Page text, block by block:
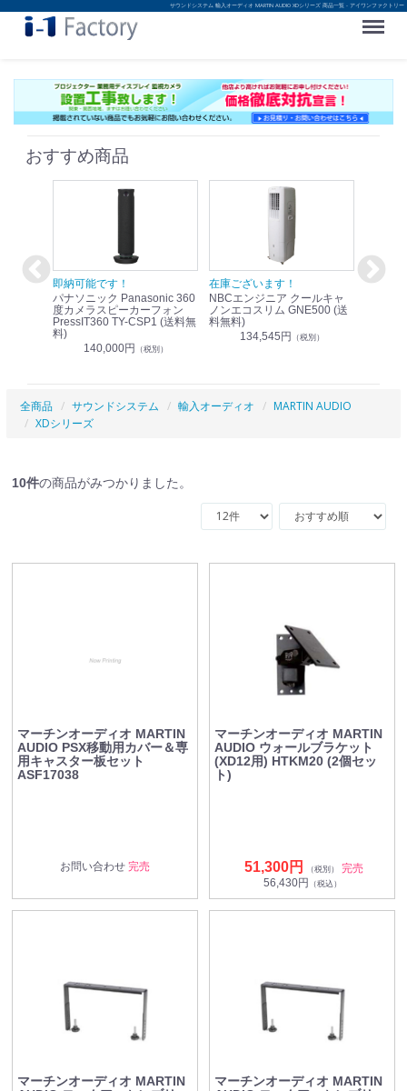
サウンドシステム 輸入オーディオ MARTIN AUDIO XDシリーズ 商品一覧 - アイワンファクトリー
Menu
おすすめ商品
即納可能です！
パナソニック Panasonic 360
度カメラスピーカーフォン
PressIT360 TY-CSP1 (送料無
料)
140,000円 （税別）
在庫ございます！
NBCエンジニア クールキャ
ノンエコスリム GNE500 (送
料無料)
134,545円 （税別）
即納可
全商品 サウンドシステム 輸入オーディオ
MARTIN AUDIO
XDシリーズ
10件の商品がみつかりました。
マーチンオーディオ MARTIN
AUDIO PSX移動用カバー＆専
用キャスター板セット
ASF17038
お問い合わせ 完売
マーチンオーディオ MARTIN
AUDIO ウォールブラケット
(XD12用) HTKM20 (2個セッ
ト)
51,300円 （税別）
完売
56,430円 （税込）
マーチンオーディオ MARTIN
マーチンオーディオ MARTIN